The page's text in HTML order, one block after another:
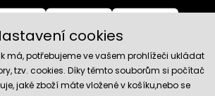
cookies
má, potřebujeme ve vašem prohlížeči ukládat
tzv. cookies. Díky těmto souborům si počítač
jaké zboží máte vložené v košíku,nebo se